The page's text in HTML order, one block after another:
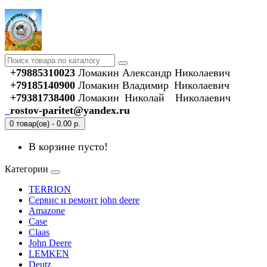
+79885310023 Ломакин Александр Николаевич
+79185140900 Ломакин Владимир Николаевич
+79381738400 Ломакин Николай Николаевич
rostov-paritet@yandex.ru
0 товар(ов) - 0.00 р.
В корзине пусто!
Категории
TERRION
Сервис и ремонт john deere
Amazone
Case
Claas
John Deere
LEMKEN
Deutz